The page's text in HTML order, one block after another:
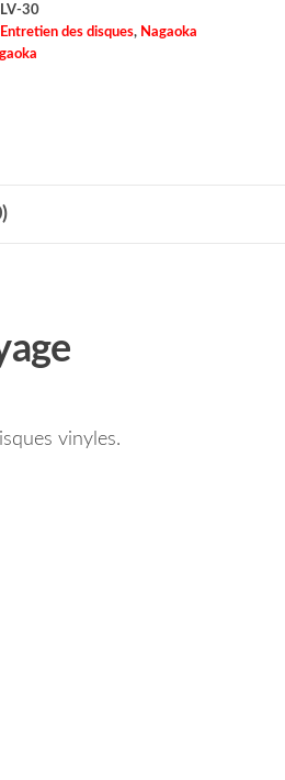
30
Entretien des disques, Nagaoka
vinyles.